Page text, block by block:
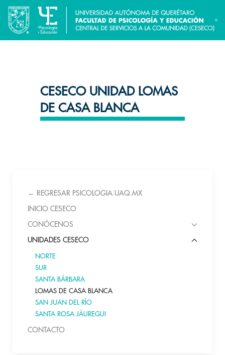
CESECO UNIDAD LOMAS
DE CASA BLANCA
← REGRESAR PSICOLOGIA.UAQ.MX
INICIO CESECO
CONÓCENOS
UNIDADES CESECO
NORTE
SUR
SANTA BÁRBARA
LOMAS DE CASA BLANCA
SAN JUAN DEL RÍO
SANTA ROSA JÁUREGUI
CONTACTO